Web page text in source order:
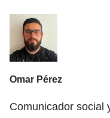
Omar Pérez
Comunicador social